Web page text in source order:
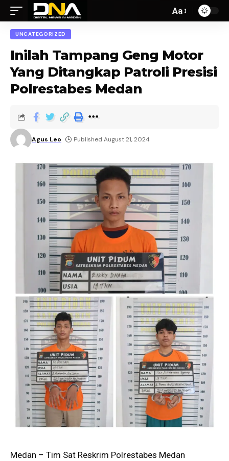
Aa
UNCATEGORIZED
Inilah Tampang Geng Motor
Yang Ditangkap Patroli Presisi
Polrestabes Medan
Agus Leo Published August 21, 2024
Medan – Tim Sat Reskrim Polrestabes Medan